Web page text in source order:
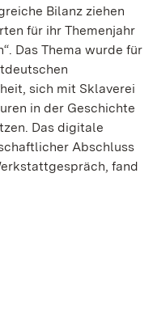
Bilanz ziehen
für ihr Themenjahr
Das Thema wurde für
sich mit Sklaverei
in der Geschichte
Das digitale
Abschluss
fand